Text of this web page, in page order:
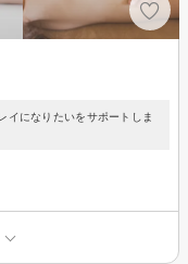
になりたいをサポートしま